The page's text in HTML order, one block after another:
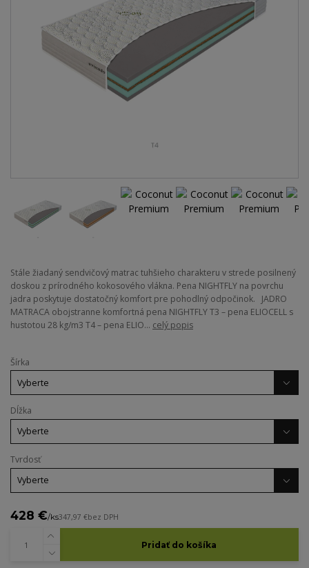
Stále žiadaný sendvičový matrac tuhšieho charakteru v strede posilnený
doskou z prírodného kokosového vlákna. Pena NIGHTFLY na povrchu
jadra poskytuje dostatočný komfort pre pohodlný odpočinok. JADRO
MATRACA obojstranne komfortná pena NIGHTFLY T3 – pena ELIOCELL s
hustotou 28 kg/m3 T4 – pena ELIO... celý popis
Šírka
Dĺžka
Tvrdosť
428 €/ks347,97 €bez DPH
Pridať do košíka